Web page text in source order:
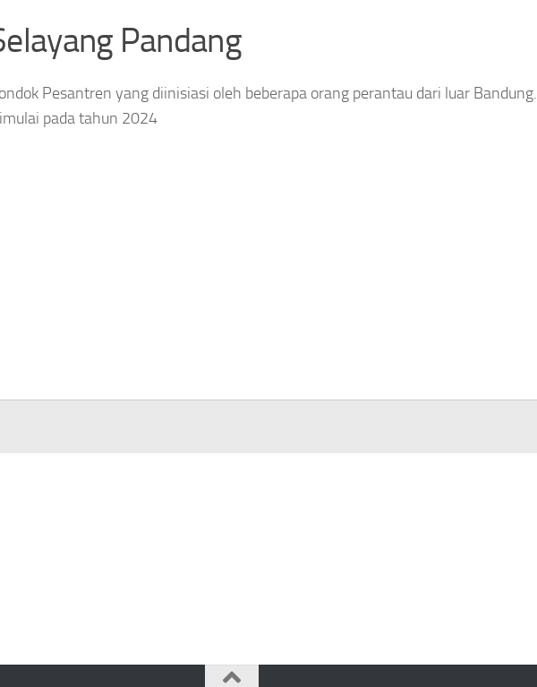
Pandang
Pesantren yang diinisiasi oleh beberapa orang perantau dari luar Bandung.
pada tahun 2024